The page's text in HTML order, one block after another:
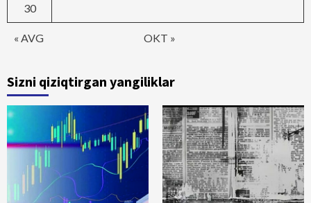
« AVG OKT »
30
Sizni qiziqtirgan yangiliklar